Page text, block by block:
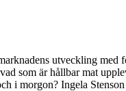
utveckling
som är hållbar mat
i morgon? Ingela